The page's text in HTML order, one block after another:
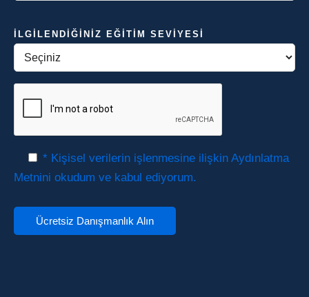
İLGILENDIĞINIZ EĞITIM SEVIYESI
* Kişisel verilerin işlenmesine ilişkin Aydınlatma
Metnini okudum ve kabul ediyorum.